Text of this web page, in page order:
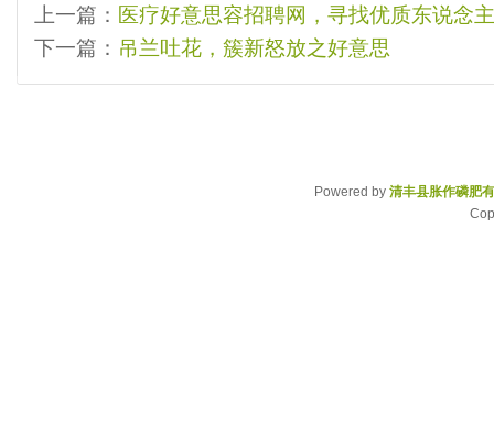
上一篇： 医疗好意思容招聘网，寻找优质东说念
下一篇： 吊兰吐花，簇新怒放之好意思
Powered by 清丰县胀作磷肥